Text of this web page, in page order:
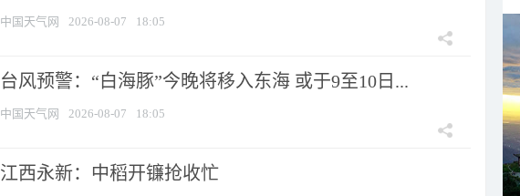
中国天气网 2026-08-07 18:05
台风预警：“白海豚”今晚将移入东海 或于9至10日...
中国天气网 2026-08-07 18:05
江西永新：中稻开镰抢收忙